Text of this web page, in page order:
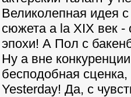
Великолепная идея
сюжета a la XIX век -
эпохи! А Пол с
Ну а вне
бесподобная
Yesterday! Да, с